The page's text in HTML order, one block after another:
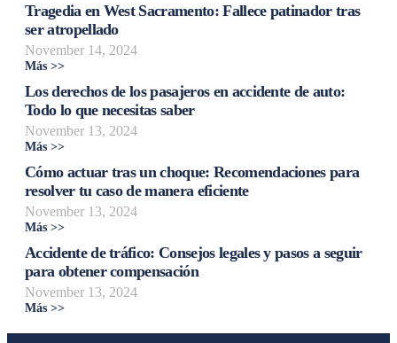
Tragedia en West Sacramento: Fallece patinador tras
ser atropellado
November 14, 2024
Más >>
Los derechos de los pasajeros en accidente de auto:
Todo lo que necesitas saber
November 13, 2024
Más >>
Cómo actuar tras un choque: Recomendaciones para
resolver tu caso de manera eficiente
November 13, 2024
Más >>
Accidente de tráfico: Consejos legales y pasos a seguir
para obtener compensación
November 13, 2024
Más >>